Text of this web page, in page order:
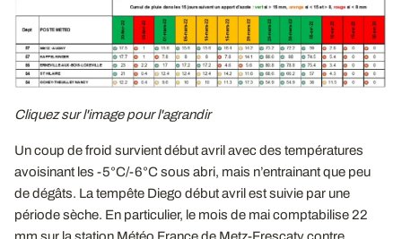
Cliquez sur l'image pour l'agrandir
Un coup de froid survient début avril avec des températures
avoisinant les -5°C/-6°C sous abri, mais n’entrainant que peu
de dégâts. La tempête Diego début avril est suivie par une
période sèche. En particulier, le mois de mai comptabilise 22